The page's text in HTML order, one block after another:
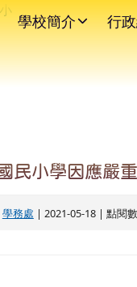
學校簡介 行
民小學因應嚴
學務處 | 2021-05-18 | 點閱